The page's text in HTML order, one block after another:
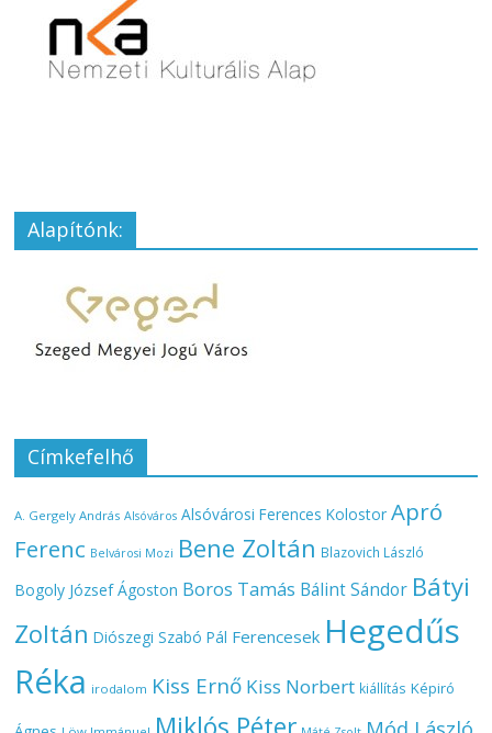
Alapítónk:
Címkefelhő
A. Gergely András Alsóváros Alsóvárosi Ferences Kolostor Apró
Ferenc Belvárosi Mozi Bene Zoltán Blazovich László
Bogoly József Ágoston Boros Tamás Bálint Sándor Bátyi
Zoltán Diószegi Szabó Pál Ferencesek Hegedűs
Réka irodalom Kiss Ernő Kiss Norbert kiállítás Képiró